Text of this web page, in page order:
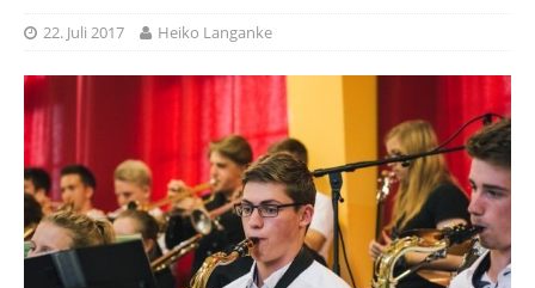
22. Juli 2017 Heiko Langanke